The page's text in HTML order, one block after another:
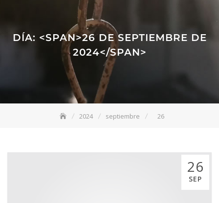
DÍA: <SPAN>26 DE SEPTIEMBRE DE
2024</SPAN>
2024 septiembre 26
26
SEP